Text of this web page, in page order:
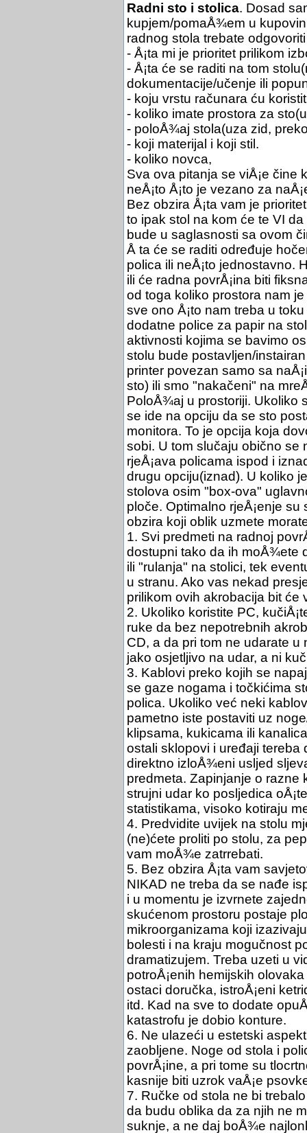
Radni sto i stolica. Dosad
kupjem/pomaÅ¾em u
radnog stola trebate
- Å¡ta mi je prioritet prilikom
- Å¡ta će se raditi na tom
dokumentacije/učenje ili
- koju vrstu računara ću
- koliko imate prostora za
- poloÅ¾aj stola(uza zid,
- koji materijal i koji stil.
- koliko novca,
Sva ova pitanja se viÅ¡e čine
neÅ¡to Å¡to je vezano za
Bez obzira Å¡ta vam je
to ipak stol na kom će te VI
bude u saglasnosti sa ovom
Å ta će se raditi određuje
polica ili neÅ¡to jednostavno.
ili će radna povrÅ¡ina biti
od toga koliko prostora nam
sve ono Å¡to nam treba u
dodatne police za papir na
aktivnosti kojima se bavimo
stolu bude postavljen/
printer povezan samo sa
sto) ili smo "nakačeni" na
PoloÅ¾aj u prostoriji. Ukoliko
se ide na opciju da se sto
monitora. To je opcija koja
sobi. U tom slučaju obično se
rjeÅ¡ava policama ispod i
drugu opciju(iznad). U koliko
stolova osim "box-ova"
ploče. Optimalno rjeÅ¡enje
obzira koji oblik uzmete
1. Svi predmeti na radnoj
dostupni tako da ih moÅ¾ete
ili "rulanja" na stolici, tek
u stranu. Ako vas nekad
prilikom ovih akrobacija bit će
2. Ukoliko koristite PC,
ruke da bez nepotrebnih
CD, a da pri tom ne udarate
jako osjetljivo na udar, a ni
3. Kablovi preko kojih se
se gaze nogama i točkićima
polica. Ukoliko već neki
pametno iste postaviti uz
klipsama, kukicama ili
ostali sklopovi i uređaji
direktno izloÅ¾eni usljed
predmeta. Zapinjanje o razne
strujni udar ko posljedica
statistikama, visoko kotiraju
4. Predvidite uvijek na stolu
(ne)ćete proliti po stolu, za
vam moÅ¾e zatrrebati.
5. Bez obzira Å¡ta vam
NIKAD ne treba da se nađe
i u momentu je izvrnete
skućenom prostoru postaje
mikroorganizama koji
bolesti i na kraju mogučnost
dramatizujem. Treba uzeti u
potroÅ¡enih hemijskih
ostaci doručka, istroÅ¡eni
itd. Kad na sve to dodate
katastrofu je dobio konture.
6. Ne ulazeći u estetski
zaobljene. Noge od stola i
povrÅ¡ine, a pri tome su
kasnije biti uzrok vaÅ¡e
7. Ručke od stola ne bi
da budu oblika da za njih ne
suknje, a ne daj boÅ¾e